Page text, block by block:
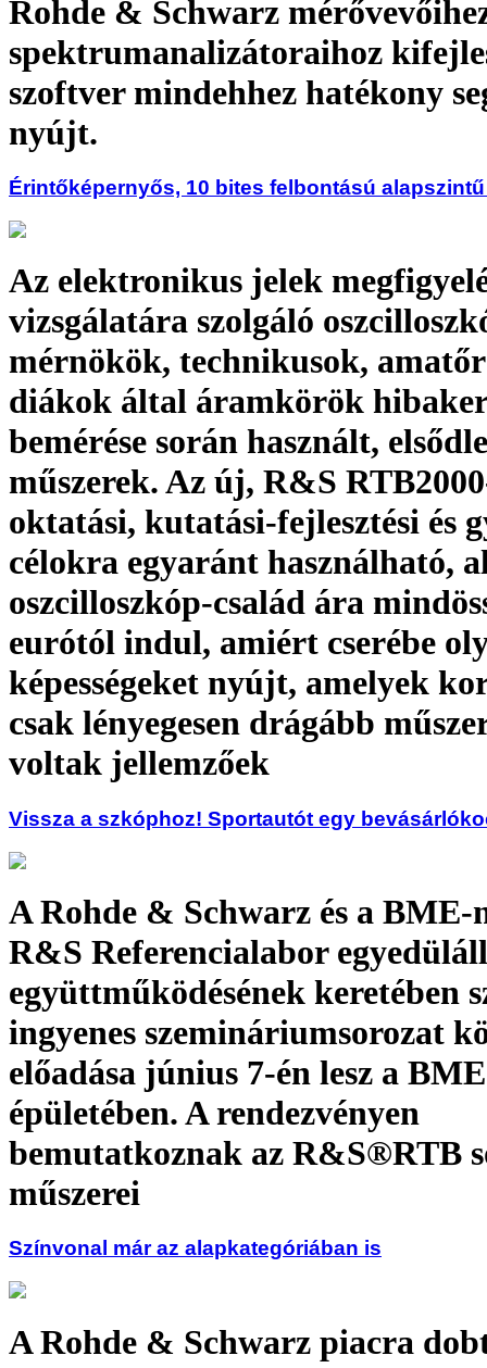
Rohde & Schwarz
spektrumanalizátoraihoz
szoftver mindehhez hatékony
nyújt.
Érintőképernyős, 10 bites felbontású
Az elektronikus jelek
vizsgálatára szolgáló
mérnökök, technikusok,
diákok által áramkörök
bemérése során használt,
műszerek. Az új, R&S
oktatási, kutatási-fejlesztési és
célokra egyaránt használható,
oszcilloszkóp-család ára
eurótól indul, amiért cserébe
képességeket nyújt, amelyek
csak lényegesen drágább
voltak jellemzőek
Vissza a szkóphoz! Sportautót egy
A Rohde & Schwarz és a BME-
R&S Referencialabor
együttműködésének keretében
ingyenes szemináriumsorozat
előadása június 7-én lesz a
épületében. A rendezvényen
bemutatkoznak az R&S®RTB
műszerei
Színvonal már az alapkategóriában is
A Rohde & Schwarz piacra